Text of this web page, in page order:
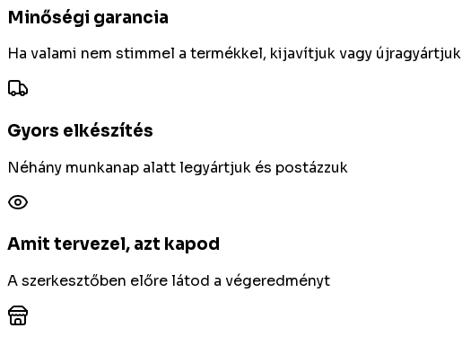
Minőségi garancia
Ha valami nem stimmel a termékkel, kijavítjuk vagy újragyártjuk
Gyors elkészítés
Néhány munkanap alatt legyártjuk és postázzuk
Amit tervezel, azt kapod
A szerkesztőben előre látod a végeredményt